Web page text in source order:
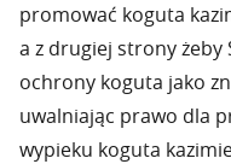
promować koguta
a z drugiej strony żeby
ochrony koguta jako
uwalniając prawo dla
wypieku koguta